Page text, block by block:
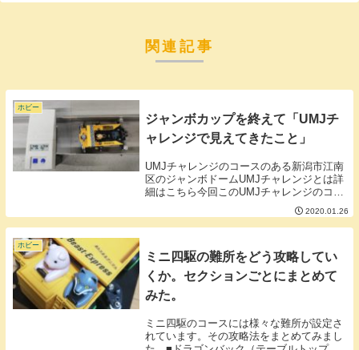
関連記事
ホビー
ジャンボカップを終えて「UMJチ
ャレンジで見えてきたこと」
UMJチャレンジのコースのある新潟市江南
区のジャンボドームUMJチャレンジとは詳
細はこちら今回このUMJチャレンジのコー
スでレースが行われました。■UMJチャレ
ンジ前回の記録29.12秒前回からの変更
点・ローラーベアリングの脱脂、注油■練
2020.01.26
ホビー
ミニ四駆の難所をどう攻略してい
くか。セクションごとにまとめて
みた。
ミニ四駆のコースには様々な難所が設定さ
れています。その攻略法をまとめてみまし